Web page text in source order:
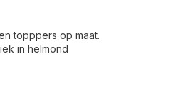
topppers op maat.
in helmond